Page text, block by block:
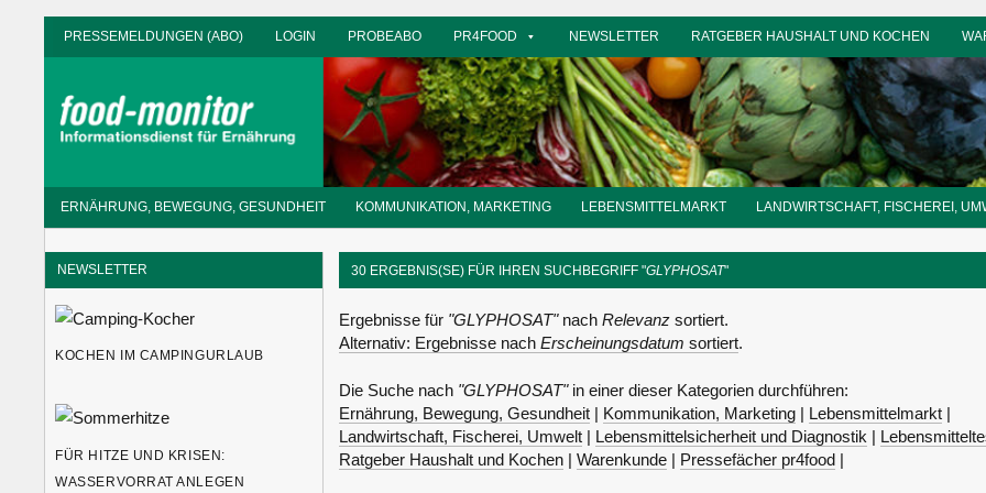
Zum
Inhalt
PRESSEMELDUNGEN (ABO) LOGIN PROBEABO PR4FOOD NEWSLETTER RATGEBER HAUSHALT UND KOCHEN
Informationsdienst
ERNÄHRUNG, BEWEGUNG, GESUNDHEIT KOMMUNIKATION, MARKETING LEBENSMITTELMARKT LANDWIRTSCHAFT, FISCHEREI,
30 ERGEBNIS(SE) FÜR IHREN SUCHBEGRIFF "GLYPHOSAT"
Ergebnisse für "GLYPHOSAT"nach Relevanzsortiert.
Alternativ: Ergebnisse nach Erscheinungsdatum sortiert.
Die Suche nach "GLYPHOSAT"in einer dieser Kategorien durchführen:
Ernährung, Bewegung, Gesundheit| Kommunikation, Marketing| Lebensmittelmarkt|
Landwirtschaft, Fischerei, Umwelt| Lebensmittelsicherheit und Diagnostik|
Ratgeber Haushalt und Kochen| Warenkunde| Pressefächer pr4food
NEWSLETTER
KOCHEN IM CAMPINGURLAUB
FÜR HITZE UND KRISEN:
WASSERVORRAT ANLEGEN